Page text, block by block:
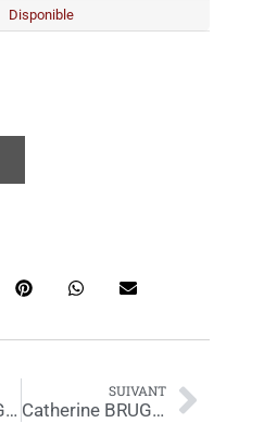
Disponible
Catherine BRUGNOLO – Verre de Murano et feuille d’or, Rouge I – 40,5×11,5cm
SUIVANT
Catherine BRUGNOLO – Verre, cristaux de Murano, feuilles d’or et de palladium – 25,5x18cm